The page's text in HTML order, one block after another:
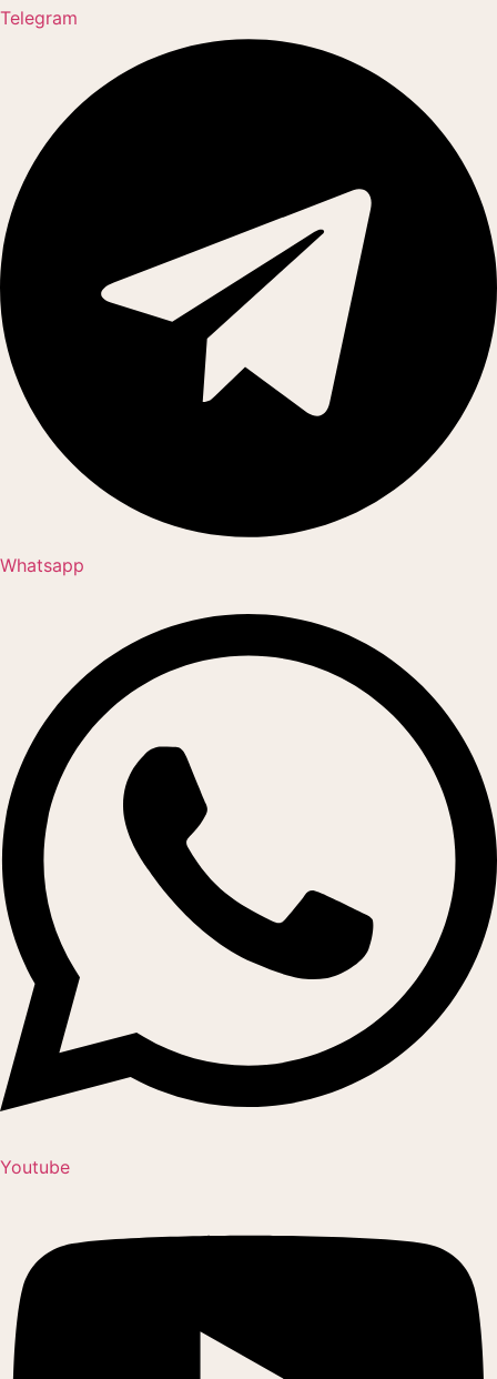
Telegram
Whatsapp
Youtube